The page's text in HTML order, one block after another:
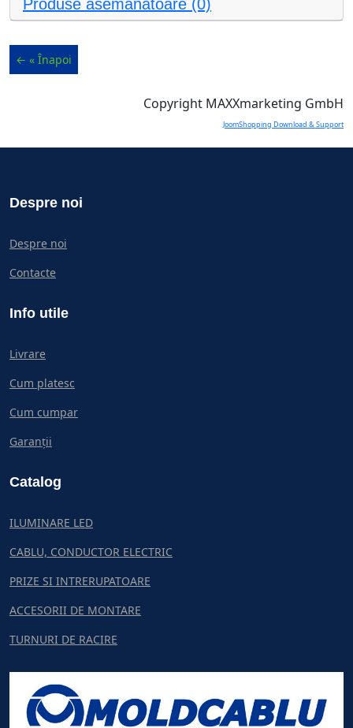
Produse asemănătoare (0)
Copyright MAXXmarketing GmbH
JoomShopping Download & Support
Despre noi
Despre noi
Contacte
Info utile
Livrare
Cum platesc
Cum cumpar
Garanții
Catalog
ILUMINARE LED
CABLU, CONDUCTOR ELECTRIC
PRIZE SI INTRERUPATOARE
ACCESORII DE MONTARE
TURNURI DE RACIRE